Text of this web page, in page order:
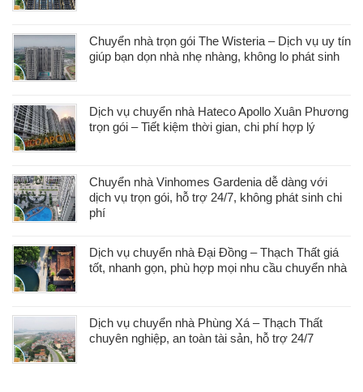
Chuyển nhà trọn gói The Wisteria – Dịch vụ uy tín
giúp bạn dọn nhà nhẹ nhàng, không lo phát sinh
Dịch vụ chuyển nhà Hateco Apollo Xuân Phương
trọn gói – Tiết kiệm thời gian, chi phí hợp lý
Chuyển nhà Vinhomes Gardenia dễ dàng với
dịch vụ trọn gói, hỗ trợ 24/7, không phát sinh chi
phí
Dịch vụ chuyển nhà Đại Đồng – Thạch Thất giá
tốt, nhanh gọn, phù hợp mọi nhu cầu chuyển nhà
Dịch vụ chuyển nhà Phùng Xá – Thạch Thất
chuyên nghiệp, an toàn tài sản, hỗ trợ 24/7